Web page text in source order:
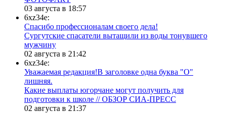
03 августа в 18:57
6xz34e:
Спасибо профессионалам своего дела!
Сургутские спасатели вытащили из воды тонувшего
мужчину
02 августа в 21:42
6xz34e:
Уважаемая редакция!В заголовке одна буква "О"
лишняя.
Какие выплаты югорчане могут получить для
подготовки к школе // ОБЗОР СИА-ПРЕСС
02 августа в 21:37